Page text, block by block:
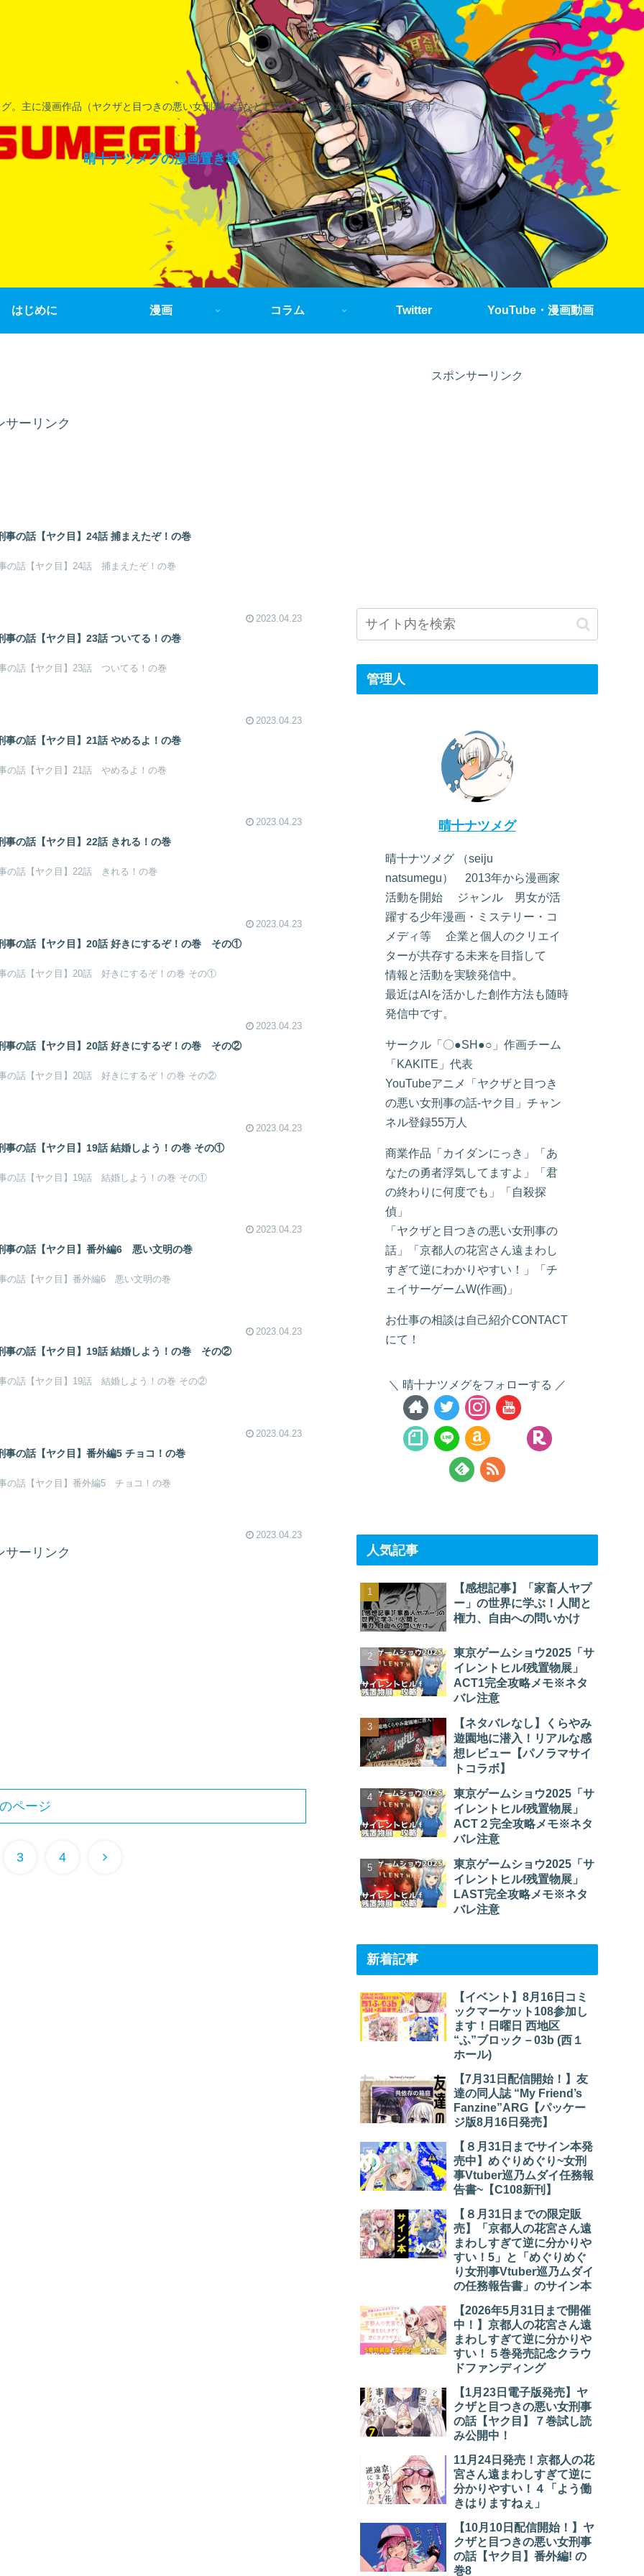
。主に漫画作品（ヤクザと目つきの悪い女刑事の話など）や告知やコラムを更新していきます。
晴十ナツメグの漫画置き場
はじめに 漫画 コラム Twitter YouTube・漫画動画
サーリンク
事の話【ヤク目】24話 捕まえたぞ！の巻​
の話【ヤク目】24話 捕まえたぞ！の巻
2023.04.23
事の話【ヤク目】23話 ついてる！の巻​
の話【ヤク目】23話 ついてる！の巻
2023.04.23
事の話【ヤク目】21話 やめるよ！の巻​
の話【ヤク目】21話 やめるよ！の巻
2023.04.23
事の話【ヤク目】22話 きれる！の巻​
の話【ヤク目】22話 きれる！の巻
2023.04.23
事の話【ヤク目】20話 好きにするぞ！の巻​ その①
の話【ヤク目】20話 好きにするぞ！の巻 その①
2023.04.23
事の話【ヤク目】20話 好きにするぞ！の巻​ その②
の話【ヤク目】20話 好きにするぞ！の巻 その②
2023.04.23
事の話【ヤク目】19話 結婚しよう！の巻​ その①
の話【ヤク目】19話 結婚しよう！の巻 その①
2023.04.23
事の話【ヤク目】番外編6 悪い文明の巻
の話【ヤク目】番外編6 悪い文明の巻
2023.04.23
事の話【ヤク目】19話 結婚しよう！の巻​ その②
の話【ヤク目】19話 結婚しよう！の巻 その②
2023.04.23
事の話【ヤク目】番外編5 チョコ！の巻​
の話【ヤク目】番外編5 チョコ！の巻
2023.04.23
サーリンク
ページ
3 4
スポンサーリンク
管理人
晴十ナツメグ
晴十ナツメグ （seiju
natsumegu） 2013年から漫画家
活動を開始 ジャンル 男女が活
躍する少年漫画・ミステリー・コ
メディ等 企業と個人のクリエイ
ターが共存する未来を目指して
情報と活動を実験発信中。
最近はAIを活かした創作方法も随時
発信中です。
サークル「〇●SH●○」作画チーム
「KAKITE」代表
YouTubeアニメ「ヤクザと目つき
の悪い女刑事の話-ヤク目」チャン
ネル登録55万人
商業作品「カイダンにっき」「あ
なたの勇者浮気してますよ」「君
の終わりに何度でも」「自殺探
偵」
「ヤクザと目つきの悪い女刑事の
話」「京都人の花宮さん遠まわし
すぎて逆にわかりやすい！」「チ
ェイサーゲームW(作画)」
お仕事の相談は自己紹介CONTACT
にて！
晴十ナツメグをフォローする
人気記事
【感想記事】「家畜人ヤプ
ー」の世界に学ぶ！人間と
権力、自由への問いかけ
東京ゲームショウ2025「サ
イレントヒルf残置物展」
ACT1完全攻略メモ※ネタ
バレ注意
【ネタバレなし】くらやみ
遊園地に潜入！リアルな感
想レビュー【パノラマサイ
トコラボ】
東京ゲームショウ2025「サ
イレントヒルf残置物展」
ACT２完全攻略メモ※ネタ
バレ注意
東京ゲームショウ2025「サ
イレントヒルf残置物展」
LAST完全攻略メモ※ネタ
バレ注意
新着記事
【イベント】8月16日コミ
ックマーケット108参加し
ます！日曜日 西地区
“ふ”ブロック－03b (西１
ホール)
【7月31日配信開始！】友
達の同人誌 “My Friend’s
Fanzine”ARG【パッケー
ジ版8月16日発売】
【８月31日までサイン本発
売中】めぐりめぐり~女刑
事Vtuber巡乃ムダイ任務報
告書~【C108新刊】
【８月31日までの限定販
売】「京都人の花宮さん遠
まわしすぎて逆に分かりや
すい！5」と「めぐりめぐ
り女刑事Vtuber巡乃ムダイ
の任務報告書」のサイン本
【2026年5月31日まで開催
中！】京都人の花宮さん遠
まわしすぎて逆に分かりや
すい！５巻発売記念クラウ
ドファンディング
【1月23日電子版発売】ヤ
クザと目つきの悪い女刑事
の話【ヤク目】７巻試し読
み公開中！
11月24日発売！京都人の花
宮さん遠まわしすぎて逆に
分かりやすい！４「よう働
きはりますねぇ」
【10月10日配信開始！】ヤ
クザと目つきの悪い女刑事
の話【ヤク目】番外編! の
巻8